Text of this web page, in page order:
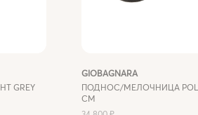
GREY
GIOBAGNARA
ПОДНОС/МЕЛОЧНИЦА POLO
СМ